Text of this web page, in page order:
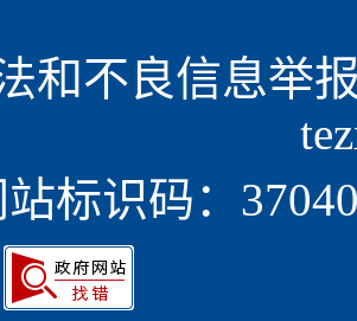
和不良信息举
站标识码：